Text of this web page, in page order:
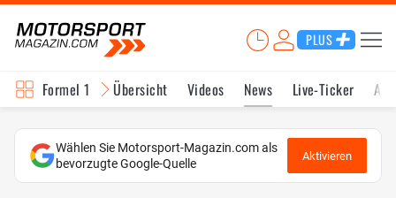
PLUS
Formel 1 Übersicht Videos News Live-Ticker
Wählen Sie Motorsport-Magazin.com als
bevorzugte Google-Quelle
Aktivieren